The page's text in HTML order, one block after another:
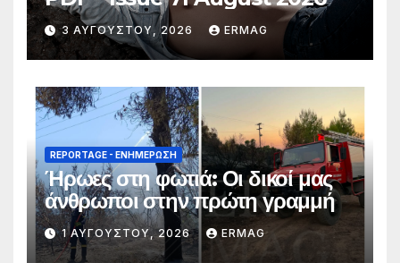
3 ΑΥΓΟΎΣΤΟΥ, 2026 ERMAG
REPORTAGE - EΝΗΜΈΡΩΣΗ
Ήρωες στη φωτιά: Οι δικοί μας
άνθρωποι στην πρώτη γραμμή
1 ΑΥΓΟΎΣΤΟΥ, 2026 ERMAG